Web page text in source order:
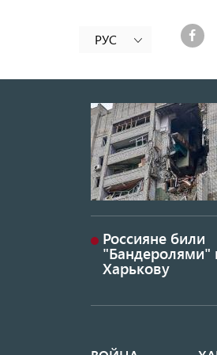
РУС
Россияне били
"Бандеролями"
Харькову